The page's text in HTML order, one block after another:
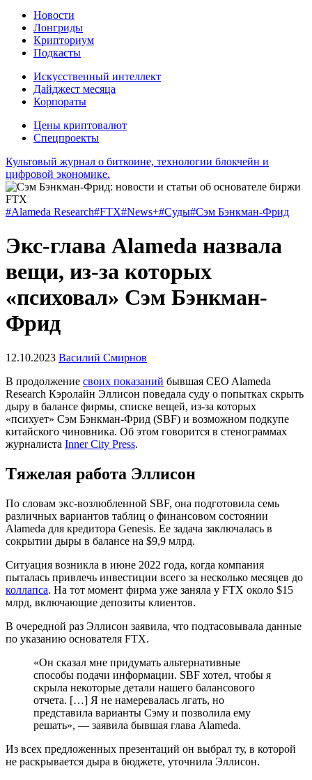
Новости
Лонгриды
Крипториум
Подкасты
Искусственный интеллект
Дайджест месяца
Корпораты
Цены криптовалют
Спецпроекты
Культовый журнал о биткоине, технологии блокчейн и
цифровой экономике.
#Alameda Research#FTX#News+#Суды#Сэм Бэнкман-Фрид
Экс-глава Alameda назвала
вещи, из-за которых
«психовал» Сэм Бэнкман-
Фрид
12.10.2023 Василий Смирнов
В продолжение своих показаний бывшая CEO Alameda
Research Кэролайн Эллисон поведала суду о попытках скрыть
дыру в балансе фирмы, списке вещей, из-за которых
«психует» Сэм Бэнкман-Фрид (SBF) и возможном подкупе
китайского чиновника. Об этом говорится в стенограммах
журналиста Inner City Press.
Тяжелая работа Эллисон
По словам экс-возлюбленной SBF, она подготовила семь
различных вариантов таблиц о финансовом состоянии
Alameda для кредитора Genesis. Ее задача заключалась в
сокрытии дыры в балансе на $9,9 млрд.
Ситуация возникла в июне 2022 года, когда компания
пыталась привлечь инвестиции всего за несколько месяцев до
коллапса. На тот момент фирма уже заняла у FTX около $15
млрд, включающие депозиты клиентов.
В очередной раз Эллисон заявила, что подтасовывала данные
по указанию основателя FTX.
«Он сказал мне придумать альтернативные
способы подачи информации. SBF хотел, чтобы я
скрыла некоторые детали нашего балансового
отчета. […] Я не намеревалась лгать, но
представила варианты Сэму и позволила ему
решать», — заявила бывшая глава Alameda.
Из всех предложенных презентаций он выбрал ту, в которой
не раскрывается дыра в бюджете, уточнила Эллисон.